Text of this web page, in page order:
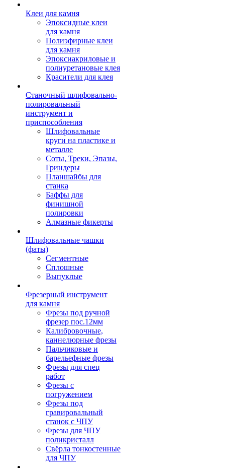
Клеи для камня
Эпоксидные клеи
для камня
Полиэфирные клеи
для камня
Эпоксиакриловые и
полиуретановые клея
Красители для клея
Станочный шлифовально-
полировальный
инструмент и
приспособления
Шлифовальные
круги на пластике и
металле
Соты, Треки, Эпазы,
Гриндеры
Планшайбы для
станка
Баффы для
финишной
полировки
Алмазные фикерты
Шлифовальные чашки
(фаты)
Сегментные
Сплошные
Выпуклые
Фрезерный инструмент
для камня
Фрезы под ручной
фрезер пос.12мм
Калибровочные,
каннелюрные фрезы
Пальчиковые и
барельефные фрезы
Фрезы для спец
работ
Фрезы с
погружением
Фрезы под
гравировальный
станок с ЧПУ
Фрезы для ЧПУ
поликристалл
Свёрла тонкостенные
для ЧПУ